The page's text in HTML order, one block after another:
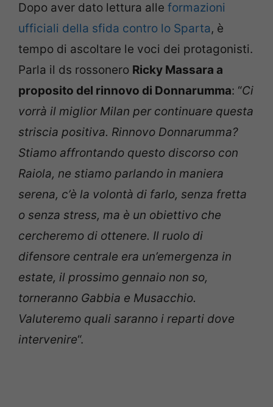
Dopo aver dato lettura alle formazioni
ufficiali della sfida contro lo Sparta, è
tempo di ascoltare le voci dei protagonisti.
Parla il ds rossonero Ricky Massara a
proposito del rinnovo di Donnarumma: “Ci
vorrà il miglior Milan per continuare questa
striscia positiva. Rinnovo Donnarumma?
Stiamo affrontando questo discorso con
Raiola, ne stiamo parlando in maniera
serena, c’è la volontà di farlo, senza fretta
o senza stress, ma è un obiettivo che
cercheremo di ottenere. Il ruolo di
difensore centrale era un’emergenza in
estate, il prossimo gennaio non so,
torneranno Gabbia e Musacchio.
Valuteremo quali saranno i reparti dove
intervenire“.